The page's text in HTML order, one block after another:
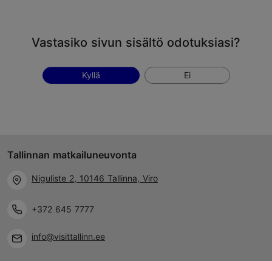
Vastasiko sivun sisältö odotuksiasi?
Kyllä Ei
Tallinnan matkailuneuvonta
Niguliste 2, 10146 Tallinna, Viro
+372 645 7777
info@visittallinn.ee